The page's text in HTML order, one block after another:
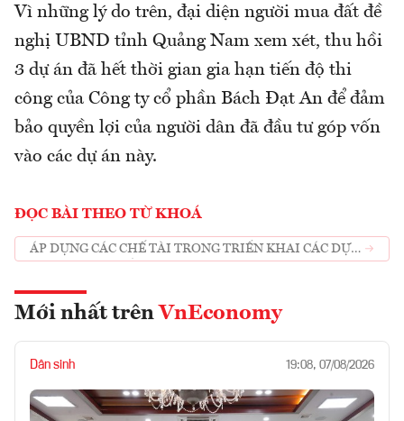
Vì những lý do trên, đại diện người mua đất đề
nghị UBND tỉnh Quảng Nam xem xét, thu hồi
3 dự án đã hết thời gian gia hạn tiến độ thi
công của Công ty cổ phần Bách Đạt An để đảm
bảo quyền lợi của người dân đã đầu tư góp vốn
vào các dự án này.
ĐỌC BÀI THEO TỪ KHOÁ
ÁP DỤNG CÁC CHẾ TÀI TRONG TRIỂN KHAI CÁC DỰ
Mới nhất trên VnEconomy
Dân sinh 19:08, 07/08/2026